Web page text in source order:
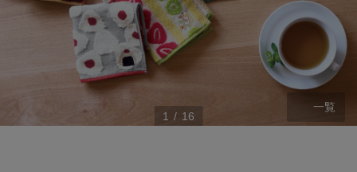
1 / 16
一覧
ステージが上がれば送料無料・返品引取無料！